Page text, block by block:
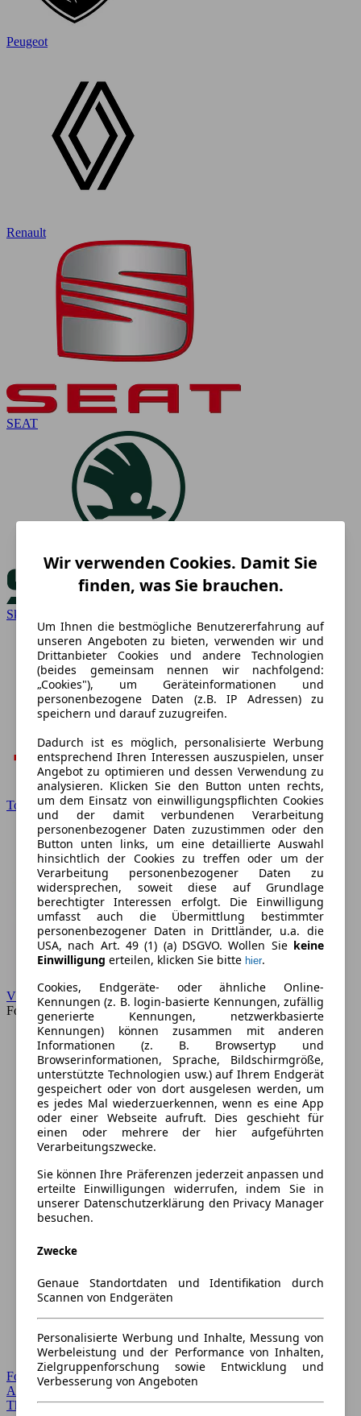
Peugeot
Renault
SEAT
Skoda
Toyota
VW
Forum
Forum Startseite
Alle Auto-Foren
Themen-Forum
Wir verwenden Cookies. Damit Sie
finden, was Sie brauchen.
Um Ihnen die bestmögliche Benutzererfahrung auf
unseren Angeboten zu bieten, verwenden wir und
Drittanbieter Cookies und andere Technologien
(beides gemeinsam nennen wir nachfolgend:
„Cookies"), um Geräteinformationen und
personenbezogene Daten (z.B. IP Adressen) zu
speichern und darauf zuzugreifen.
Dadurch ist es möglich, personalisierte Werbung
entsprechend Ihren Interessen auszuspielen, unser
Angebot zu optimieren und dessen Verwendung zu
analysieren. Klicken Sie den Button unten rechts,
um dem Einsatz von einwilligungspflichten Cookies
und der damit verbundenen Verarbeitung
personenbezogener Daten zuzustimmen oder den
Button unten links, um eine detaillierte Auswahl
hinsichtlich der Cookies zu treffen oder um der
Verarbeitung personenbezogener Daten zu
widersprechen, soweit diese auf Grundlage
berechtigter Interessen erfolgt. Die Einwilligung
umfasst auch die Übermittlung bestimmter
personenbezogener Daten in Drittländer, u.a. die
USA, nach Art. 49 (1) (a) DSGVO. Wollen Sie keine
Einwilligung erteilen, klicken Sie bitte hier.
Cookies, Endgeräte- oder ähnliche Online-
Kennungen (z. B. login-basierte Kennungen, zufällig
generierte Kennungen, netzwerkbasierte
Kennungen) können zusammen mit anderen
Informationen (z. B. Browsertyp und
Browserinformationen, Sprache, Bildschirmgröße,
unterstützte Technologien usw.) auf Ihrem Endgerät
gespeichert oder von dort ausgelesen werden, um
es jedes Mal wiederzuerkennen, wenn es eine App
oder einer Webseite aufruft. Dies geschieht für
einen oder mehrere der hier aufgeführten
Verarbeitungszwecke.
Sie können Ihre Präferenzen jederzeit anpassen und
erteilte Einwilligungen widerrufen, indem Sie in
unserer Datenschutzerklärung den Privacy Manager
besuchen.
Zwecke
Genaue Standortdaten und Identifikation durch
Scannen von Endgeräten
Personalisierte Werbung und Inhalte, Messung von
Werbeleistung und der Performance von Inhalten,
Zielgruppenforschung sowie Entwicklung und
Verbesserung von Angeboten